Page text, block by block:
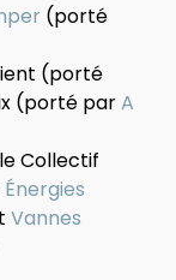
(porté
(porté
(porté parA
Collectif
Énergies
Vannes